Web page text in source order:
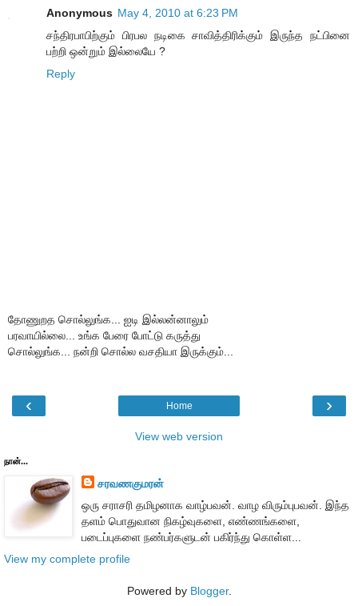
Anonymous May 4, 2010 at 6:23 PM
சந்திரபாபிற்கும் பிரபல நடிகை சாவித்திரிக்கும் இருந்த நட்பினை
பற்றி ஒன்றும் இல்லையே ?
Reply
தோணுறத சொல்லுங்க... ஐடி இல்லன்னாலும்
பரவாயில்லை... உங்க பேரை போட்டு கருத்து
சொல்லுங்க... நன்றி சொல்ல வசதியா இருக்கும்...
‹ ›
Home
View web version
நான்...
சரவணகுமரன்
ஒரு சராசரி தமிழனாக வாழ்பவன். வாழ விரும்புபவன். இந்த
தளம் பொதுவான நிகழ்வுகளை, எண்ணங்களை,
படைப்புகளை நண்பர்களுடன் பகிர்ந்து கொள்ள...
View my complete profile
Powered by Blogger.